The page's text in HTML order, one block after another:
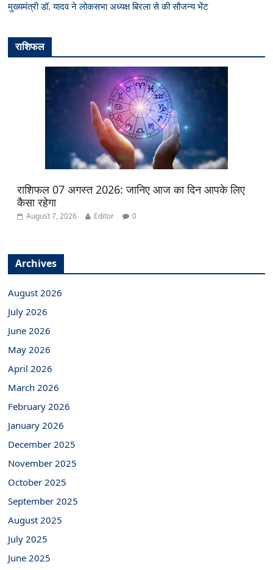
मुख्यमंत्री डॉ. यादव ने लोकसभा अध्यक्ष बिरला से की सौजन्य भेंट
राशिफल
राशिफल 07 अगस्त 2026: जानिए आज का दिन आपके लिए
कैसा रहेगा
August 7, 2026 Editor 0
Archives
August 2026
July 2026
June 2026
May 2026
April 2026
March 2026
February 2026
January 2026
December 2025
November 2025
October 2025
September 2025
August 2025
July 2025
June 2025